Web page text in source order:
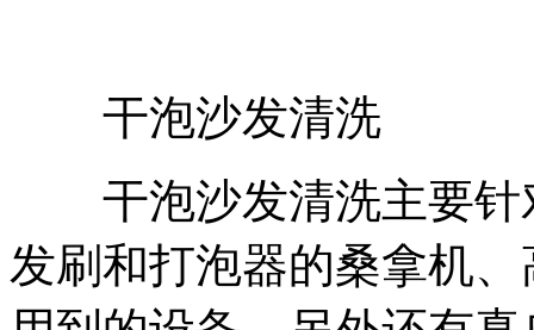
干泡沙发清洗
干泡沙发清洗主要针
发刷和打泡器的桑拿机